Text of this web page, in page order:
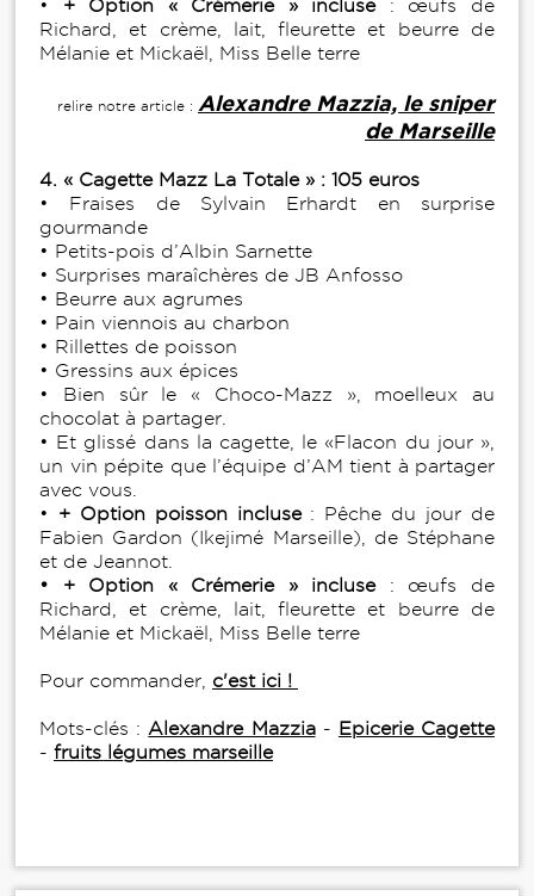
• + Option « Crémerie » incluse: œufs de
Richard, et crème, lait, fleurette et beurre de
Mélanie et Mickaël, Miss Belle terre
relire notre article : Alexandre Mazzia, le sniper
de Marseille
4. « Cagette Mazz La Totale » : 105 euros
• Fraises de Sylvain Erhardt en surprise
gourmande
• Petits-pois d’Albin Sarnette
• Surprises maraîchères de JB Anfosso
• Beurre aux agrumes
• Pain viennois au charbon
• Rillettes de poisson
• Gressins aux épices
• Bien sûr le « Choco-Mazz », moelleux au
chocolat à partager.
• Et glissé dans la cagette, le «Flacon du jour »,
un vin pépite que l’équipe d’AM tient à partager
avec vous.
• + Option poisson incluse: Pêche du jour de
Fabien Gardon (Ikejimé Marseille), de Stéphane
et de Jeannot.
• + Option « Crémerie » incluse: œufs de
Richard, et crème, lait, fleurette et beurre de
Mélanie et Mickaël, Miss Belle terre
Pour commander, c'est ici !
Mots-clés : Alexandre Mazzia- Epicerie Cagette
- fruits légumes marseille